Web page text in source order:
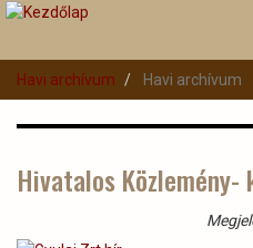
Ugrás
Havi archívum
Havi archívum
Hivatalos Közlemény-